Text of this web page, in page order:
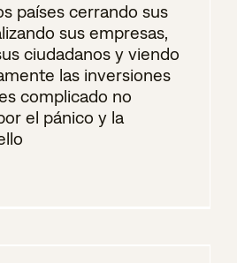
países cerrando sus
sus empresas,
ciudadanos y viendo
las inversiones
complicado no
el pánico y la